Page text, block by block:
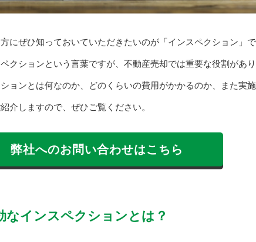
にぜひ知っておいていただきたいのが「インスペクション」で
クションという言葉ですが、不動産売却では重要な役割があり
ョンとは何なのか、どのくらいの費用がかかるのか、また実
介しますので、ぜひご覧ください。
弊社へのお問い合わせはこちら
なインスペクションとは？